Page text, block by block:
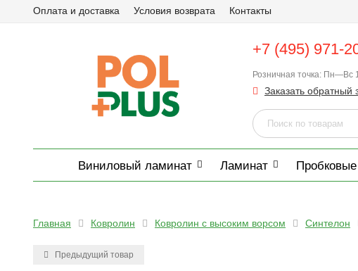
Оплата и доставка Условия возврата Контакты
+7 (495) 971-
Розничная точка: Пн—Вс
Заказать обратный
Виниловый ламинат Ламинат
Главная Ковролин Ковролин с высоким ворсом Синтелон
Предыдущий товар